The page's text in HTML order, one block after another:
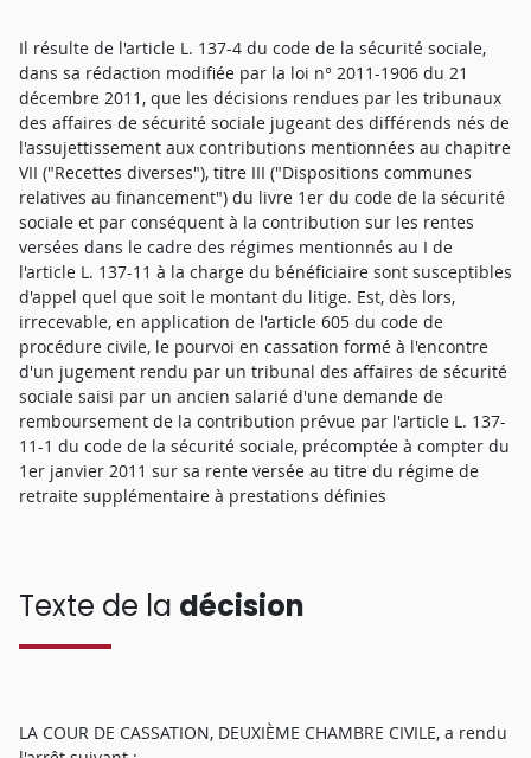
Il résulte de l'article L. 137-4 du code de la sécurité sociale,
dans sa rédaction modifiée par la loi n° 2011-1906 du 21
décembre 2011, que les décisions rendues par les tribunaux
des affaires de sécurité sociale jugeant des différends nés de
l'assujettissement aux contributions mentionnées au chapitre
VII ("Recettes diverses"), titre III ("Dispositions communes
relatives au financement") du livre 1er du code de la sécurité
sociale et par conséquent à la contribution sur les rentes
versées dans le cadre des régimes mentionnés au I de
l'article L. 137-11 à la charge du bénéficiaire sont susceptibles
d'appel quel que soit le montant du litige. Est, dès lors,
irrecevable, en application de l'article 605 du code de
procédure civile, le pourvoi en cassation formé à l'encontre
d'un jugement rendu par un tribunal des affaires de sécurité
sociale saisi par un ancien salarié d'une demande de
remboursement de la contribution prévue par l'article L. 137-
11-1 du code de la sécurité sociale, précomptée à compter du
1er janvier 2011 sur sa rente versée au titre du régime de
retraite supplémentaire à prestations définies
Texte de la décision
LA COUR DE CASSATION, DEUXIÈME CHAMBRE CIVILE, a rendu